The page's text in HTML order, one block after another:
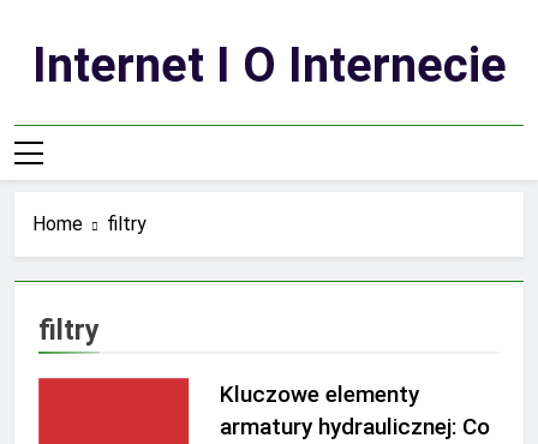
contentInternet I O Internecie
Home filtry
filtry
Kluczowe elementy
armatury hydraulicznej: Co